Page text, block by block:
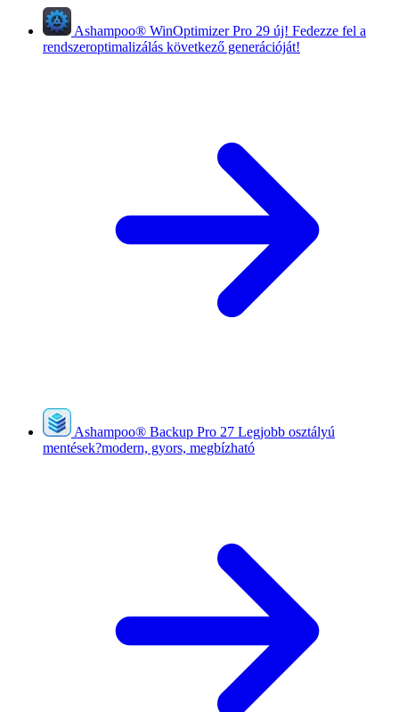
Ashampoo® WinOptimizer Pro 29 új! Fedezze fel a
rendszeroptimalizálás következő generációját!
Ashampoo® Backup Pro 27 Legjobb osztályú
mentések?modern, gyors, megbízható